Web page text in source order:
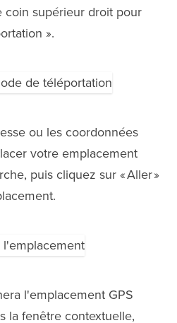
coin supérieur droit pour
».
ou les coordonnées
votre emplacement
puis cliquez sur « Aller »
l'emplacement GPS
la fenêtre contextuelle,